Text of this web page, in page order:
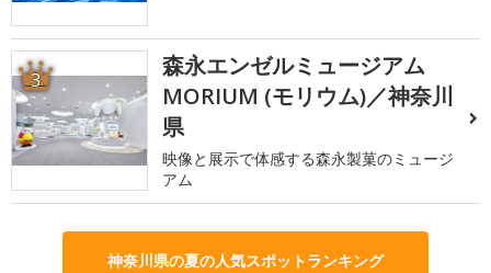
3
森永エンゼルミュージアム
MORIUM (モリウム)／神奈川
県
映像と展示で体感する森永製菓のミュージ
アム
神奈川県の夏の人気スポットランキング